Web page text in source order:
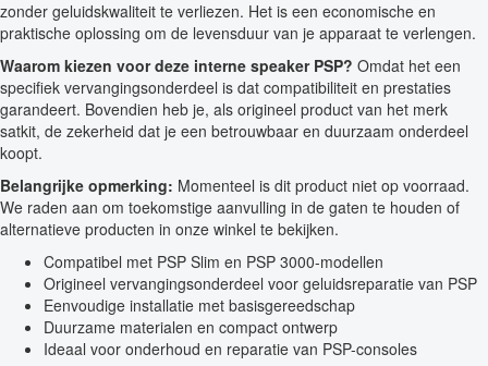
zonder geluidskwaliteit te verliezen. Het is een economische en
praktische oplossing om de levensduur van je apparaat te verlengen.
Waarom kiezen voor deze interne speaker PSP? Omdat het een
specifiek vervangingsonderdeel is dat compatibiliteit en prestaties
garandeert. Bovendien heb je, als origineel product van het merk
satkit, de zekerheid dat je een betrouwbaar en duurzaam onderdeel
koopt.
Belangrijke opmerking: Momenteel is dit product niet op voorraad.
We raden aan om toekomstige aanvulling in de gaten te houden of
alternatieve producten in onze winkel te bekijken.
Compatibel met PSP Slim en PSP 3000-modellen
Origineel vervangingsonderdeel voor geluidsreparatie van PSP
Eenvoudige installatie met basisgereedschap
Duurzame materialen en compact ontwerp
Ideaal voor onderhoud en reparatie van PSP-consoles